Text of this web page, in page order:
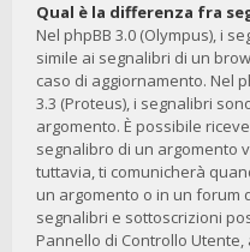
Qual è la differenza fra
Nel phpBB 3.0 (Olympus), i
simile ai segnalibri di un
caso di aggiornamento. Nel
3.3 (Proteus), i segnalibri
argomento. È possibile
segnalibro di un argomento
tuttavia, ti comunicherà
un argomento o in un forum
segnalibri e sottoscrizioni
Pannello di Controllo Utente,